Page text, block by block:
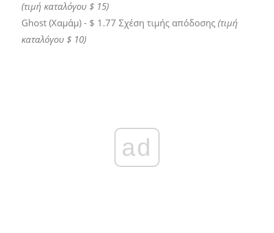
(τιμή καταλόγου $ 15)
Ghost (Χαμάμ) - $ 1.77 Σχέση τιμής απόδοσης (τιμή
καταλόγου $ 10)
ad